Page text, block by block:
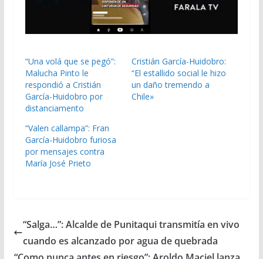
“Una volá que se pegó”:
Malucha Pinto le
respondió a Cristián
García-Huidobro por
distanciamento
Cristián García-Huidobro:
“El estallido social le hizo
un daño tremendo a
Chile»
“Valen callampa”: Fran
García-Huidobro furiosa
por mensajes contra
María José Prieto
“Salga…”: Alcalde de Punitaqui transmitía en vivo
cuando es alcanzado por agua de quebrada